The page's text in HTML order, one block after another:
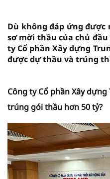
Dù không đáp ứng
sơ mời thầu của chủ
ty Cổ phần Xây dựng
được dự thầu và trúng
Công ty Cổ phần Xây
trúng gói thầu hơn 50 tỷ?